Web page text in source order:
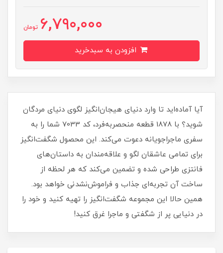
6,790,000 تومان
آیا آماده‌اید تا وارد دنیای هیجان‌انگیز لگوی دنیای مردگان
شوید؟ با 1878 قطعه منحصربه‌فرد، کد 7033 شما را به
سفری ماجراجویانه دعوت می‌کند. این محصول شگفت‌انگیز
برای تمامی عاشقان لگو و علاقه‌مندان به داستان‌های
فانتزی طراحی شده و تضمین می‌کند که هر لحظه از
ساخت آن تجربه‌ای جذاب و فراموش‌نشدنی خواهد بود.
همین حالا این مجموعه شگفت‌انگیز را تهیه کنید و خود را
در دنیایی پر از شگفتی و ماجرا غرق کنید!